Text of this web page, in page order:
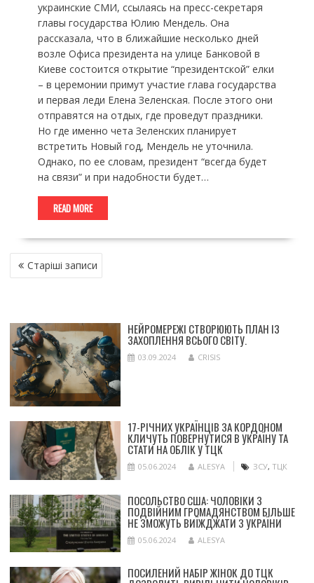
украинские СМИ, ссылаясь на пресс-секретаря
главы государства Юлию Мендель. Она
рассказала, что в ближайшие несколько дней
возле Офиса президента на улице Банковой в
Киеве состоится открытие “президентской” елки
– в церемонии примут участие глава государства
и первая леди Елена Зеленская. После этого они
отправятся на отдых, где проведут праздники.
Но где именно чета Зеленских планирует
встретить Новый год, Мендель не уточнила.
Однако, по ее словам, президент “всегда будет
на связи” и при надобности будет…
READ MORE
НАВІГАЦІЯ
ЗА Старіші записи
НЕЙРОМЕРЕЖІ СТВОРЮЮТЬ ПЛАН ІЗ
ЗАХОПЛЕННЯ ВСЬОГО СВІТУ.
03.09.2024 CRISIS
17-РІЧНИХ УКРАЇНЦІВ ЗА КОРДОНОМ
КЛИЧУТЬ ПОВЕРНУТИСЯ В УКРАЇНУ ТА
СТАТИ НА ОБЛІК У ТЦК
05.06.2024 ALESYA ЗСУ, ТЦК
ПОСОЛЬСТВО США: ЧОЛОВІКИ З
ПОДВІЙНИМ ГРОМАДЯНСТВОМ БІЛЬШЕ
НЕ ЗМОЖУТЬ ВИЇЖДЖАТИ З УКРАЇНИ
05.06.2024 ALESYA
ПОСИЛЕНИЙ НАБІР ЖІНОК ДО ТЦК